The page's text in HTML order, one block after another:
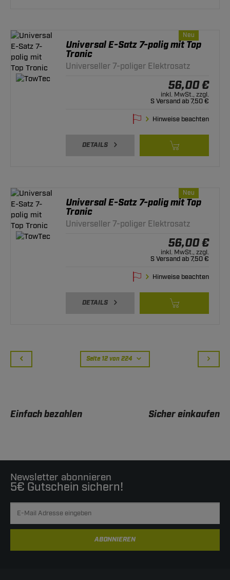
Neu
Universal E-Satz 7-polig mit Top
Tronic
Universeller 7-poliger Elektrosatz
56,00 €
inkl. MwSt., zzgl.
S Versand ab 7,50 €
Hinweise beachten
DETAILS
Neu
Universal E-Satz 7-polig mit Top
Tronic
Universeller 7-poliger Elektrosatz
56,00 €
inkl. MwSt., zzgl.
S Versand ab 7,50 €
Hinweise beachten
DETAILS
Seite 12 von 224
Einfach bezahlen Sicher einkaufen
Newsletter abonnieren
5€ Gutschein sichern!
ABONNIEREN